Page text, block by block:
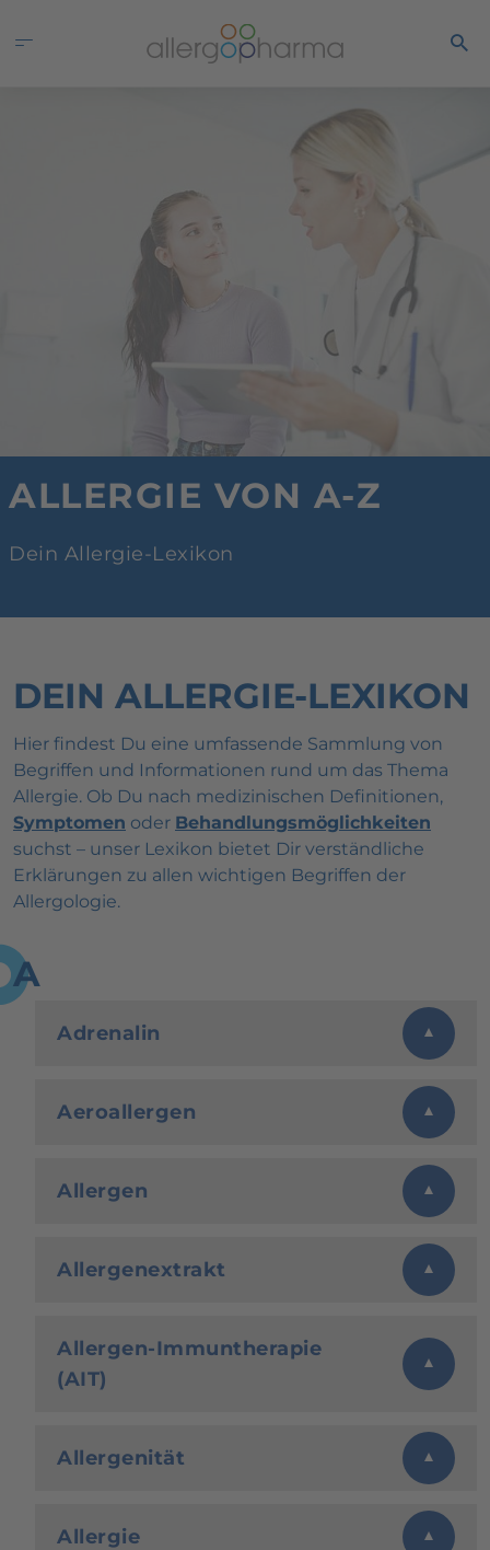
ALLERGIE VON A-Z
Dein Allergie-Lexikon
DEIN ALLERGIE-LEXIKON
Hier findest Du eine umfassende Sammlung von
Begriffen und Informationen rund um das Thema
Allergie. Ob Du nach medizinischen Definitionen,
Symptomen oder Behandlungsmöglichkeiten
suchst – unser Lexikon bietet Dir verständliche
Erklärungen zu allen wichtigen Begriffen der
Allergologie.
A
Adrenalin
Aeroallergen
Allergen
Allergenextrakt
Allergen-Immuntherapie
(AIT)
Allergenität
Allergie